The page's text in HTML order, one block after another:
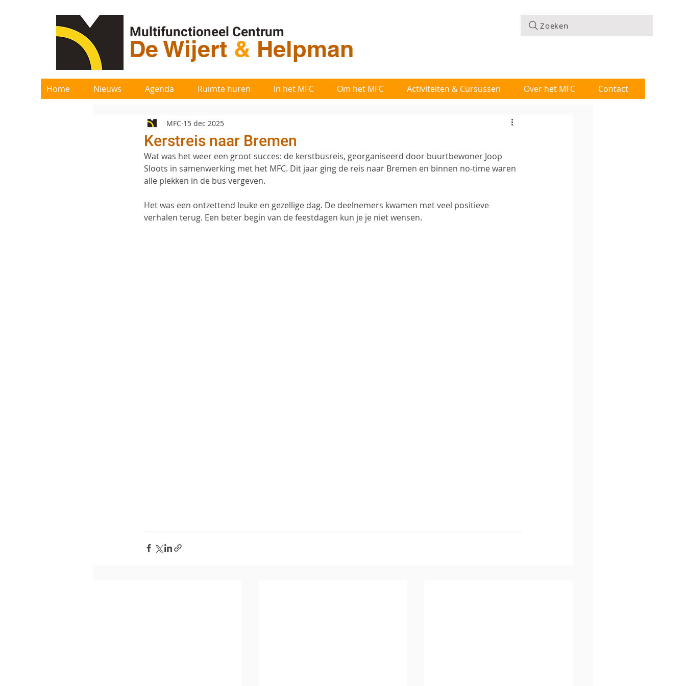
Multifunctioneel Centrum
De Wijert & Helpman
Zoeken
Home Nieuws Agenda Ruimte huren In het MFC Om het MFC Activiteiten & Cursussen Over het MFC Contact
Kerstreis naar Bremen
MFC 15 dec 2025
Wat was het weer een groot succes: de kerstbusreis, georganiseerd door buurtbewoner Joop
Sloots in samenwerking met het MFC. Dit jaar ging de reis naar Bremen en binnen no-time waren
alle plekken in de bus vergeven.
Het was een ontzettend leuke en gezellige dag. De deelnemers kwamen met veel positieve
verhalen terug. Een beter begin van de feestdagen kun je je niet wensen.